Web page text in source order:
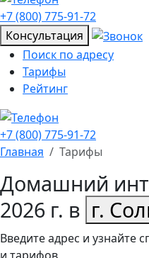
+7 (800) 775-91-72
Консультация
Поиск по адресу
Тарифы
Рейтинг
+7 (800) 775-91-72
Главная
Тарифы
Домашний
2026 г. в г.
Введите адрес и узнайте